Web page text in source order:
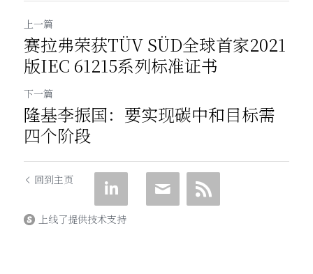
上一篇
赛拉弗荣获TÜV SÜD全球首家2021
版IEC 61215系列标准证书
下一篇
隆基李振国：要实现碳中和目标需
四个阶段
回到主页
上线了提供技术支持